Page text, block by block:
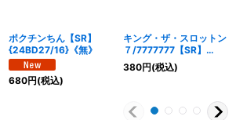
ポクチンちん【SR】
{24BD27/16}《無》
680円(税込)
キング・ザ・スロットン
７/7777777【SR】
{24BD23/16}《無》
380円(税込)